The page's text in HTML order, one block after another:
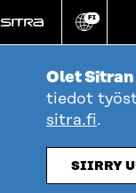
suoraan
sisältöön
Vaihda
kieli
FI
Olet
tiedot
sitra.fi.
SIIRRY